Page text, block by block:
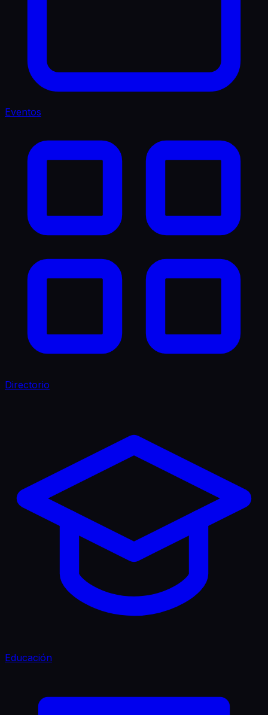
Eventos
Directorio
Educación